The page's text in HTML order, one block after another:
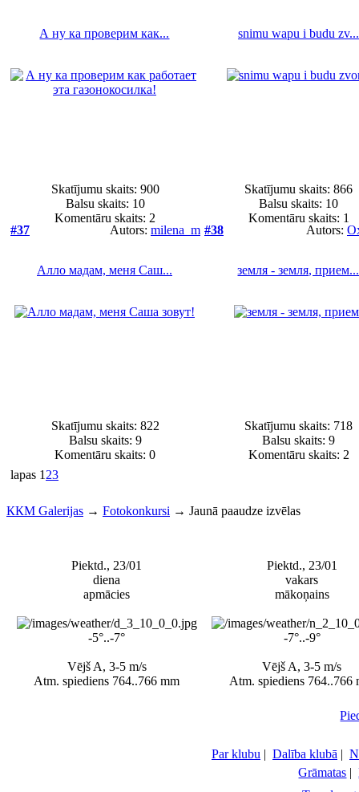
А ну ка проверим как...
Skatījumu skaits: 900
Balsu skaits: 10
Komentāru skaits: 2
snimu wapu i budu zv...
Skatījumu skaits: 866
Balsu skaits: 10
Komentāru skaits: 1
#37
Autors: milena_m
Алло мадам, меня Саш...
Skatījumu skaits: 822
Balsu skaits: 9
Komentāru skaits: 0
#38 Autors:
земля - земля, прием...
Skatījumu skaits: 718
Balsu skaits:9
Komentāru skaits: 2
lapas 1 23
ККМ Galerijas → Fotokonkursi → Jaunā paaudze izvēlas
Piektd., 23/01
diena
apmācies
-5°..-7°
Vējš A, 3-5 m/s
Atm. spiediens 764..766 mm
Piektd., 23/01
vakars
mākoņains
-7°..-9°
Vējš A, 3-5 m/s
Atm. spiediens 764..766
Par klubu | Dalība klubā |
Grāmatas |